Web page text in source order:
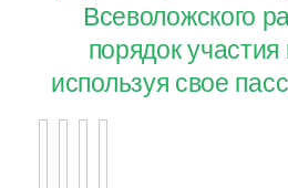
Всеволожского
порядок
используя свое